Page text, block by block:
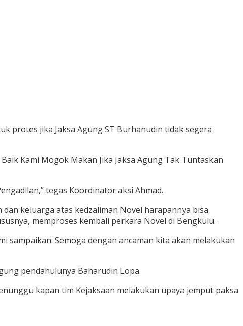
protes jika Jaksa Agung ST Burhanudin tidak segera
Kami Mogok Makan Jika Jaksa Agung Tak Tuntaskan
tegas Koordinator aksi Ahmad.
keluarga atas kedzaliman Novel harapannya bisa
memproses kembali perkara Novel di Bengkulu.
sampaikan. Semoga dengan ancaman kita akan melakukan
pendahulunya Baharudin Lopa.
kapan tim Kejaksaan melakukan upaya jemput paksa